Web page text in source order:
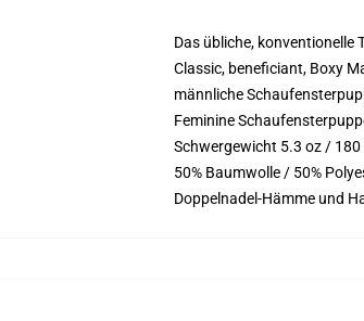
Das übliche, konventionelle
Classic, beneficiant, Boxy
männliche
Feminine
Schwergewicht 5.3 oz /
50% Baumwolle / 50%
Doppelnadel-Hämme und